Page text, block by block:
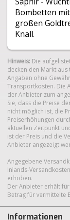
Bombetten
großen
Knall.
Hinweis: Die
decken den Markt
Angaben ohne
Transportkosten. Die
der Anbieter zum
Sie, dass die Preise
nicht möglich ist, die
Preiserhöhungen
aktuellen Zeitpunkt
ist der Preis und die
Anbieter angezeigt
Angegebene
Inlands-
erhoben.
Der Anbieter erhält
Betrag für vermittelte
Informationen